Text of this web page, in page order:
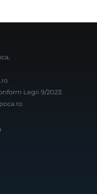
Legii 9/2023: